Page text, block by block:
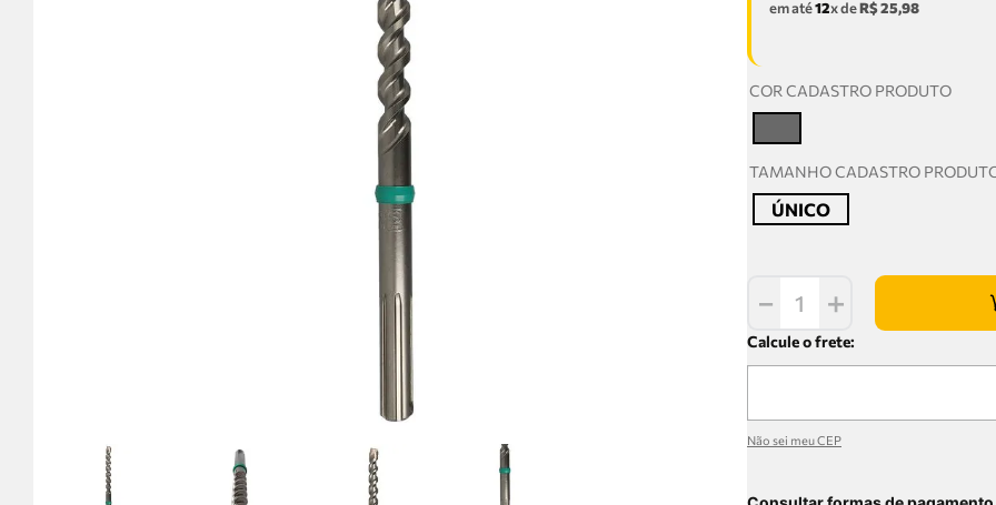
em até12x deR$25,98
COR CADASTRO PRODUTO
TAMANHO CADASTRO
ÚNICO
＋
－
Não sei meu CEP